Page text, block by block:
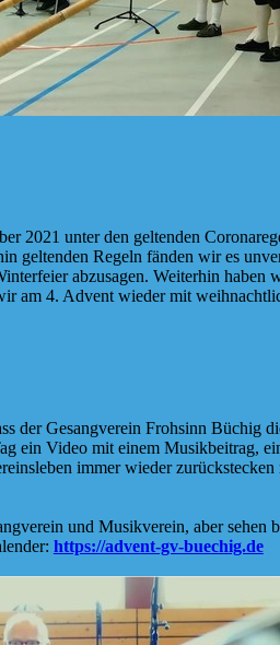
2021 unter den geltenden
geltenden Regeln fänden wir es
abzusagen. Weiterhin
am 4. Advent wieder mit
Gesangverein Frohsinn Büchig
ein Video mit einem Musikbeitrag,
immer wieder
und Musikverein, aber sehen
https://advent-gv-buechig.de